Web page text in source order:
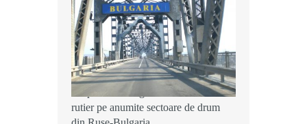
Instituția Prefectului: Măsuri
temporare de organizare a traficului
rutier pe anumite sectoare de drum